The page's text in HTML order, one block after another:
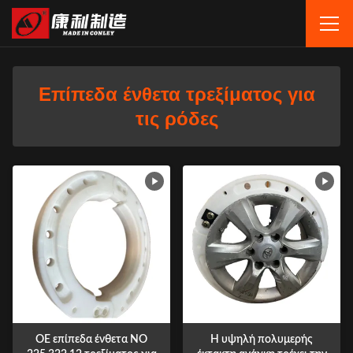
Επίπεδα ένθετα τρεξίματος για
τις ρόδες
OE επίπεδα ένθετα ΝΟ
Η υψηλή πολυμερής